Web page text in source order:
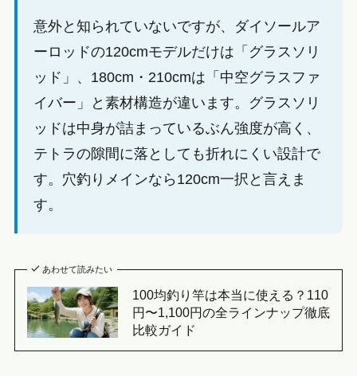
意外と知られていないですが、ダイソールア
ーロッドの120cmモデルだけは「グラスソリ
ッド」、180cm・210cmは「中空グラスファ
イバー」と素材構造が違います。グラスソリ
ッドは中身が詰まっているぶん強度が高く、
テトラの隙間に落としても折れにくい設計で
す。穴釣りメインなら120cm一択と言えま
す。
あわせて読みたい
100均釣り竿は本当に使える？110
円〜1,100円の全ラインナップ徹底
比較ガイド